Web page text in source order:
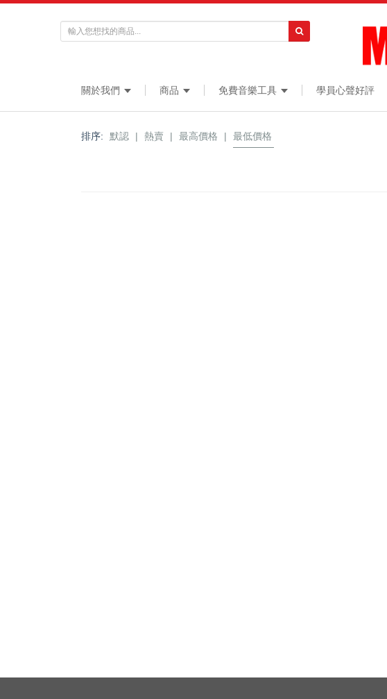
關於我們 商品 免費音樂工具 學員心聲好評
排序: 默認 | 熱賣 | 最高價格 | 最低價格